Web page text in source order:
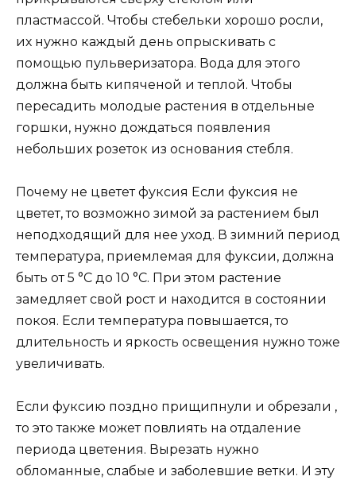
пластмассой. Чтобы стебельки хорошо росли,
их нужно каждый день опрыскивать с
помощью пульверизатора. Вода для этого
должна быть кипяченой и теплой. Чтобы
пересадить молодые растения в отдельные
горшки, нужно дождаться появления
небольших розеток из основания стебля.
Почему не цветет фуксия Если фуксия не
цветет, то возможно зимой за растением был
неподходящий для нее уход. В зимний период
температура, приемлемая для фуксии, должна
быть от 5 °C до 10 °C. При этом растение
замедляет свой рост и находится в состоянии
покоя. Если температура повышается, то
длительность и яркость освещения нужно тоже
увеличивать.
Если фуксию поздно прищипнули и обрезали ,
то это также может повлиять на отдаление
периода цветения. Вырезать нужно
обломанные, слабые и заболевшие ветки. И эту